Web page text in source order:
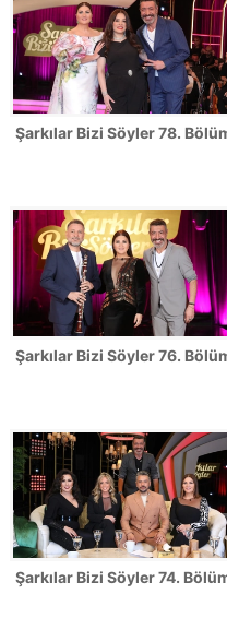
Şarkılar Bizi Söyler 78.
Şarkılar Bizi Söyler 76.
Şarkılar Bizi Söyler 74.